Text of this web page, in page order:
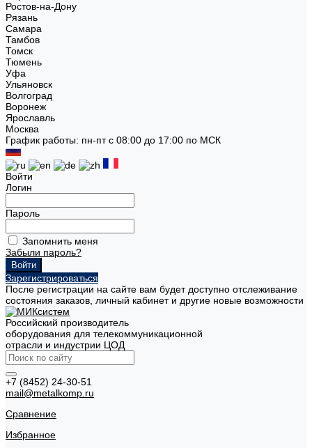
Ростов-на-Дону
Рязань
Самара
Тамбов
Томск
Тюмень
Уфа
Ульяновск
Волгоград
Воронеж
Ярославль
Москва
График работы: пн-пт с 08:00 до 17:00 по МСК
Войти
Логин
Пароль
Запомнить меня
Забыли пароль?
Зарегистрироваться
После регистрации на сайте вам будет доступно отслеживание
состояния заказов, личный кабинет и другие новые возможности
Российский производитель
оборудования для телекоммуникационной
отрасли и индустрии ЦОД
+7 (8452) 24-30-51
mail@metalkomp.ru
Сравнение
Избранное